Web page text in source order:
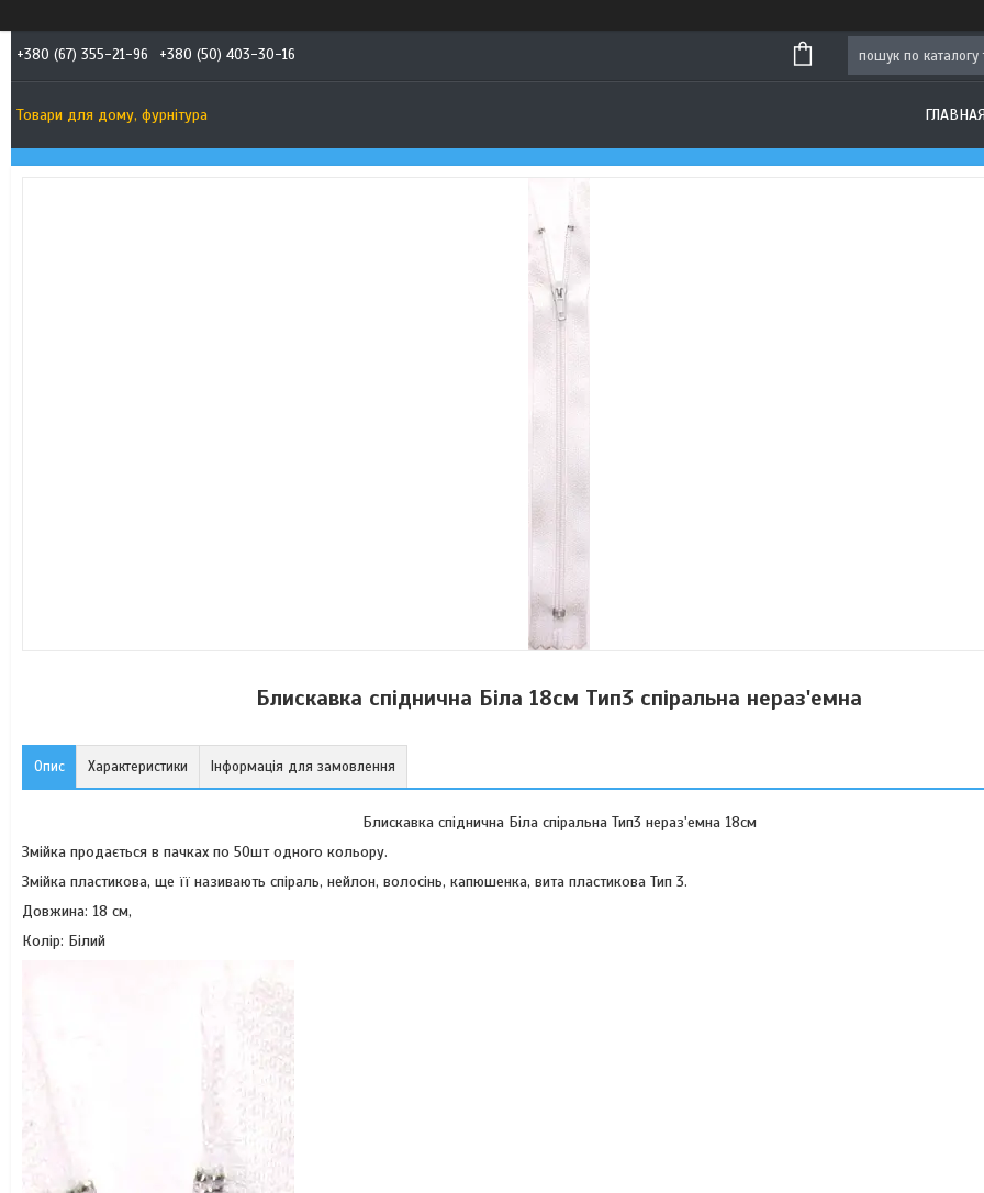
+380 (67) 355-21-96 +380 (50) 403-30-16
Товари для дому, фурнітура ГЛАВНАЯ
Блискавка спіднична Біла 18см Тип3 спіральна нераз'емна
Опис Характеристики Інформація для замовлення
Блискавка спіднична Біла спіральна Тип3 нераз'емна 18см
Змійка продається в пачках по 50шт одного кольору.
Змійка пластикова, ще її називають спіраль, нейлон, волосінь, капюшенка, вита пластикова Тип 3.
Довжина: 18 см,
Колір: Білий